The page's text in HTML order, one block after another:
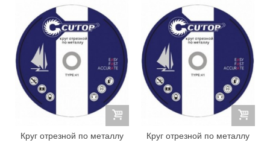
Круг отрезной по металлу
Круг отрезной по металлу